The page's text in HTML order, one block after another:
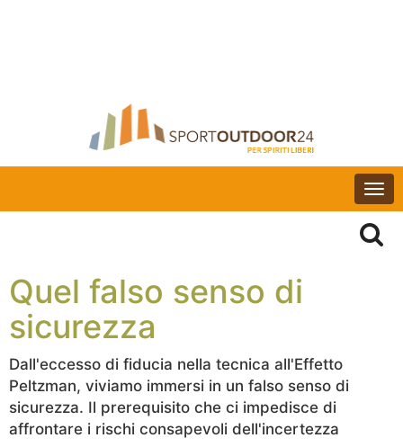
Quel falso senso di
sicurezza
Dall'eccesso di fiducia nella tecnica all'Effetto
Peltzman, viviamo immersi in un falso senso di
sicurezza. Il prerequisito che ci impedisce di
affrontare i rischi consapevoli dell'incertezza